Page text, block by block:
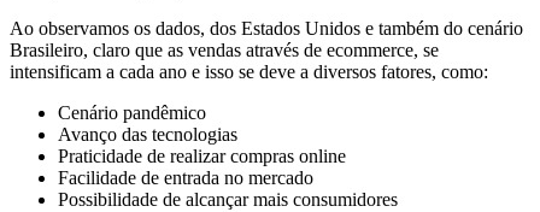
Ao observamos os dados, dos Estados Unidos e também do cenário
Brasileiro, claro que as vendas através de ecommerce, se
intensificam a cada ano e isso se deve a diversos fatores, como:
Cenário pandêmico
Avanço das tecnologias
Praticidade de realizar compras online
Facilidade de entrada no mercado
Possibilidade de alcançar mais consumidores